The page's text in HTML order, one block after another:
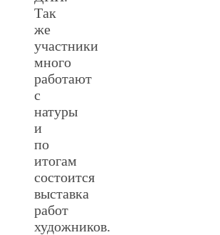
Так
же
участники
много
работают
с
натуры
и
по
итогам
состоится
выставка
работ
художников.